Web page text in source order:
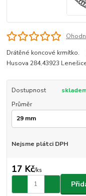
Drátěné koncové
Husova 284,43923
Dostupnost
Průměr
Nejsme plátci DPH
17 Kč/ks